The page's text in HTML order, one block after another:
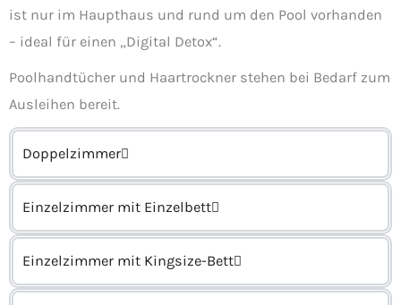
ist nur im Haupthaus und rund um den Pool vorhanden
– ideal für einen „Digital Detox“.
Poolhandtücher und Haartrockner stehen bei Bedarf zum
Ausleihen bereit.
Doppelzimmer
Einzelzimmer mit Einzelbett
Einzelzimmer mit Kingsize-Bett